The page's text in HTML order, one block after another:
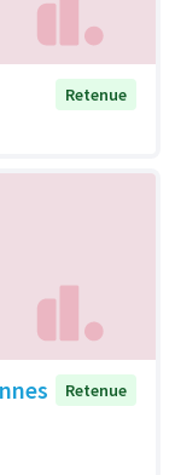
Retenue
Retenue